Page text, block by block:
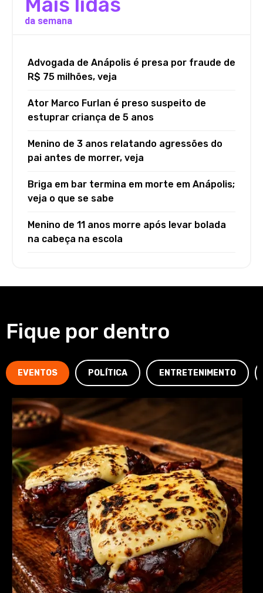
da semana
Advogada de Anápolis é presa por fraude de
R$ 75 milhões, veja
Ator Marco Furlan é preso suspeito de
estuprar criança de 5 anos
Menino de 3 anos relatando agressões do
pai antes de morrer, veja
Briga em bar termina em morte em Anápolis;
veja o que se sabe
Menino de 11 anos morre após levar bolada
na cabeça na escola
Fique por dentro
EVENTOS POLÍTICA ENTRETENIMENTO